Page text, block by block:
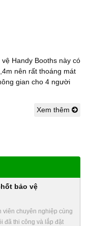
Handy Booths này có
nên rất thoáng mát
gian cho 4 người
Xem thêm
bảo vệ
viên chuyên nghiệp cùng
đã thi công và lắp đặt